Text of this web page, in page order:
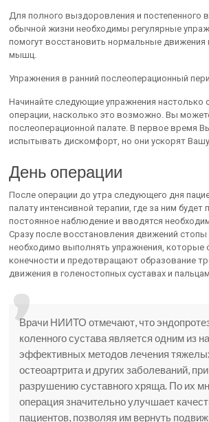
Для полного выздоровления и постепенного
обычной жизни необходимы регулярные
помогут восстановить нормальные движения
мышц.
Упражнения в ранний послеоперационный
Начинайте следующие упражнения настолько
операции, насколько это возможно. Вы
послеоперационной палате. В первое время
испытывать дискомфорт, но они ускорят
День операции
После операции до утра следующего дня
палату интенсивной терапии, где за ним будет
постоянное наблюдение и вводятся
Сразу после восстановления движений
необходимо выполнять упражнения, которые
конечности и предотвращают образование
движения в голеностопных суставах и
Врачи НИИТО отмечают, что
коленного сустава является одним из
эффективных методов лечения
остеоартрита и других заболеваний,
разрушению суставного хряща. По их
операция значительно улучшает
пациентов, позволяя им вернуть